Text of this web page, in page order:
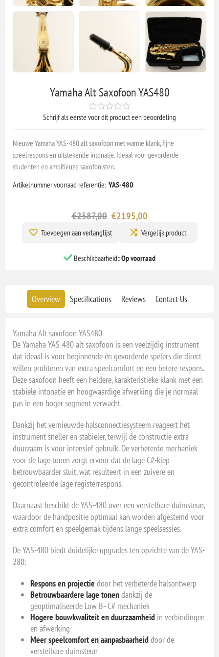
Yamaha Alt Saxofoon YAS480
Schrijf als eerste voor dit product een beoordeling
Nieuwe Yamaha YAS-480 alt saxofoon met warme klank, fijne
speelrespons en uitstekende intonatie. Ideaal voor gevorderde
studenten en ambitieuze saxofonisten.
Artikelnummer voorraad referentie: YAS-480
€2587,00 €2195,00
Toevoegen aan verlanglijst Vergelijk product
Beschikbaarheid::Op voorraad
Overview Specifications Reviews Contact Us
Yamaha Alt saxofoon YAS480
De Yamaha YAS-480 alt saxofoon is een veelzijdig instrument
dat ideaal is voor beginnende én gevorderde spelers die direct
willen profiteren van extra speelcomfort en een betere respons.
Deze saxofoon heeft een heldere, karakteristieke klank met een
stabiele intonatie en hoogwaardige afwerking die je normaal
pas in een hoger segment verwacht.
Dankzij het vernieuwde halsconnectiesysteem reageert het
instrument sneller en stabieler, terwijl de constructie extra
duurzaam is voor intensief gebruik. De verbeterde mechaniek
voor de lage tonen zorgt ervoor dat de lage C#-klep
betrouwbaarder sluit, wat resulteert in een zuivere en
gecontroleerde lage registerrespons.
Daarnaast beschikt de YAS-480 over een verstelbare duimsteun,
waardoor de handpositie optimaal kan worden afgestemd voor
extra comfort en speelgemak tijdens lange speelsessies.
De YAS-480 biedt duidelijke upgrades ten opzichte van de YAS-
280:
Respons en projectie door het verbeterde halsontwerp
Betrouwbaardere lage tonendankzij de
geoptimaliseerde Low B–C# mechaniek
Hogere bouwkwaliteit en duurzaamheid in verbindingen
en afwerking
Meer speelcomfort en aanpasbaarheiddoor de
verstelbare duimsteun